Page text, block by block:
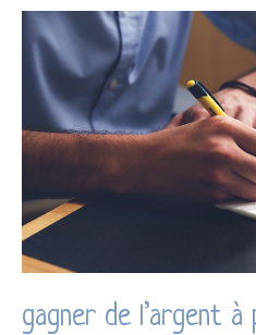
gagner de l’argent